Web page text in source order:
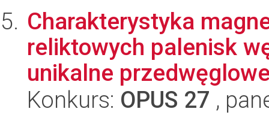
Charakterystyka
reliktowych palenisk
unikalne
Konkurs: OPUS 27 ,